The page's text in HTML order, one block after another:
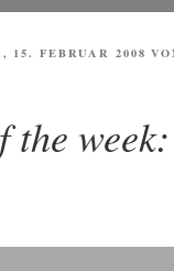
15. FEBRUAR 2008
the